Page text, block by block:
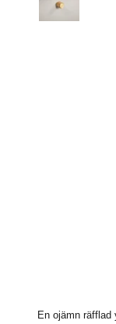
En ojämn räfflad